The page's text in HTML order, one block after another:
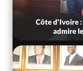
Côte d'Ivoire
admire